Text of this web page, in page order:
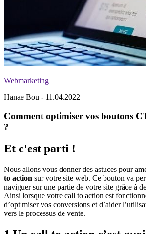
Webmarketing
Hanae Bou - 11.04.2022
Comment optimiser vos boutons
?
Et c'est parti !
Nous allons vous donner des astuces pour
to action sur votre site web. Ce bouton va
naviguer sur une partie de votre site grâce à
Ainsi lorsque votre call to action est
d’optimiser vos conversions et d’aider
vers le processus de vente.